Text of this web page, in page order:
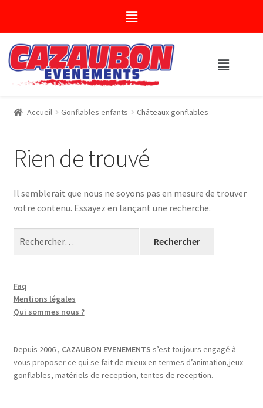
Accueil Gonflables enfants Châteaux gonflables
Rien de trouvé
Il semblerait que nous ne soyons pas en mesure de trouver
votre contenu. Essayez en lançant une recherche.
Faq
Mentions légales
Qui sommes nous ?
Depuis 2006 , CAZAUBON EVENEMENTS s’est toujours engagé à
vous proposer ce qui se fait de mieux en termes d’animation,jeux
gonflables, matériels de reception, tentes de reception.